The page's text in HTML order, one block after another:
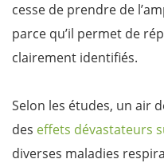
cesse de prendre de
parce qu’il permet de
clairement identifiés.
Selon les études, un air
des effets dévastateurs
diverses maladies